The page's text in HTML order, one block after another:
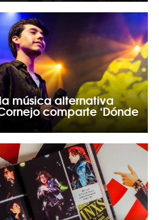
música alternativa
comparte ‘Dónde